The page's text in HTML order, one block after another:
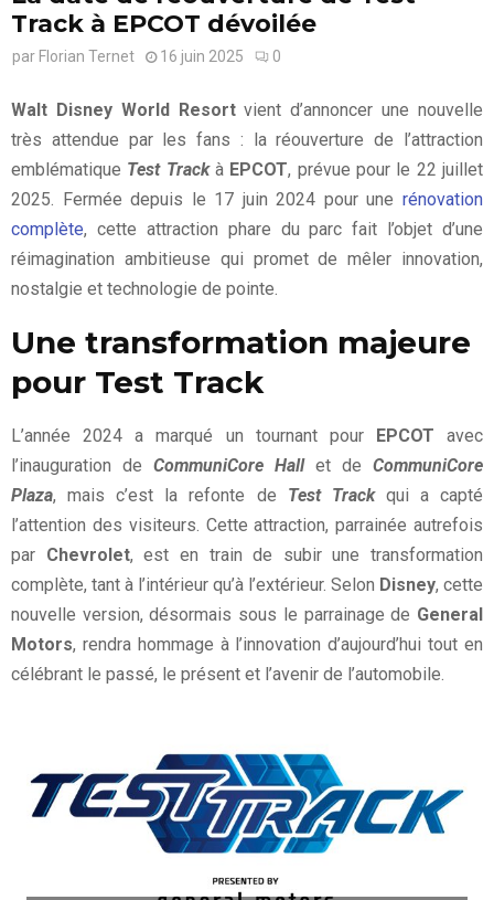
Track à EPCOT dévoilée
par Florian Ternet 16 juin 2025 0
Walt Disney World Resortvient d’annoncer une nouvelle
très attendue par les fans : la réouverture de l’attraction
emblématique Test Track à EPCOT, prévue pour le 22 juillet
2025. Fermée depuis le 17 juin 2024 pour une rénovation
complète, cette attraction phare du parc fait l’objet d’une
réimagination ambitieuse qui promet de mêler innovation,
nostalgie et technologie de pointe.
Une transformation majeure
pour Test Track
L’année 2024 a marqué un tournant pour EPCOT avec
l’inauguration de CommuniCore Hallet de CommuniCore
Plaza, mais c’est la refonte de Test Track qui a capté
l’attention des visiteurs. Cette attraction, parrainée autrefois
par Chevrolet, est en train de subir une transformation
complète, tant à l’intérieur qu’à l’extérieur. Selon Disney, cette
nouvelle version, désormais sous le parrainage de General
Motors, rendra hommage à l’innovation d’aujourd’hui tout en
célébrant le passé, le présent et l’avenir de l’automobile.